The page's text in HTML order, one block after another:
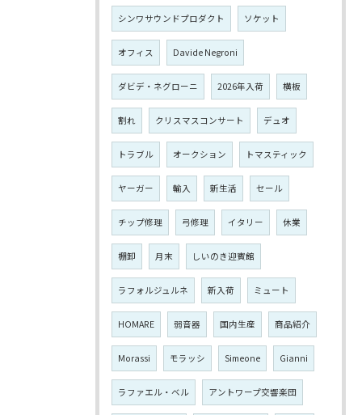
シンワサウンドプロダクト ソケット
オフィス Davide Negroni
ダビデ・ネグローニ 2026年入荷 横板
割れ クリスマスコンサート デュオ
トラブル オークション トマスティック
ヤーガー 輸入 新生活 セール
チップ修理 弓修理 イタリー 休業
棚卸 月末 しいのき迎賓館
ラフォルジュルネ 新入荷 ミュート
HOMARE 弱音器 国内生産 商品紹介
Morassi モラッシ Simeone Gianni
ラファエル・ベル アントワープ交響楽団